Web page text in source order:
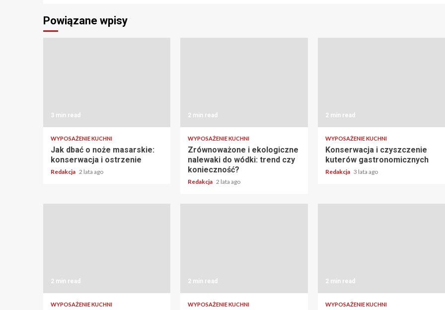
Powiązane wpisy
3 min read
WYPOSAŻENIE KUCHNI
Jak dbać o noże masarskie:
konserwacja i ostrzenie
Redakcja 2 lata ago
2 min read
WYPOSAŻENIE KUCHNI
Zrównoważone i ekologiczne
nalewaki do wódki: trend czy
konieczność?
Redakcja 2 lata ago
2 min read
WYPOSAŻENIE KUCHNI
Konserwacja i czyszczenie
kuterów gastronomicznych
Redakcja 3 lata ago
2 min read
WYPOSAŻENIE KUCHNI
2 min read
WYPOSAŻENIE KUCHNI
2 min read
WYPOSAŻENIE KUCHNI